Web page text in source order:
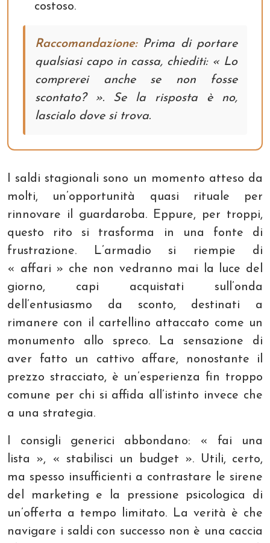
costoso.
Raccomandazione:Prima di portare
qualsiasi capo in cassa, chiediti: « Lo
comprerei anche se non fosse
scontato? ». Se la risposta è no,
lascialo dove si trova.
I saldi stagionali sono un momento atteso da
molti, un’opportunità quasi rituale per
rinnovare il guardaroba. Eppure, per troppi,
questo rito si trasforma in una fonte di
frustrazione. L’armadio si riempie di
« affari » che non vedranno mai la luce del
giorno, capi acquistati sull’onda
dell’entusiasmo da sconto, destinati a
rimanere con il cartellino attaccato come un
monumento allo spreco. La sensazione di
aver fatto un cattivo affare, nonostante il
prezzo stracciato, è un’esperienza fin troppo
comune per chi si affida all’istinto invece che
a una strategia.
I consigli generici abbondano: « fai una
lista », « stabilisci un budget ». Utili, certo,
ma spesso insufficienti a contrastare le sirene
del marketing e la pressione psicologica di
un’offerta a tempo limitato. La verità è che
navigare i saldi con successo non è una caccia